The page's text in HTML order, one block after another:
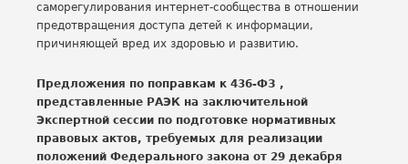
саморегулирования интернет-сообщества в отношении
предотвращения доступа детей к информации,
причиняющей вред их здоровью и развитию.
Предложения по поправкам к 436-ФЗ ,
представленные РАЭК на заключительной
Экспертной сессии по подготовке нормативных
правовых актов, требуемых для реализации
положений Федерального закона от 29 декабря